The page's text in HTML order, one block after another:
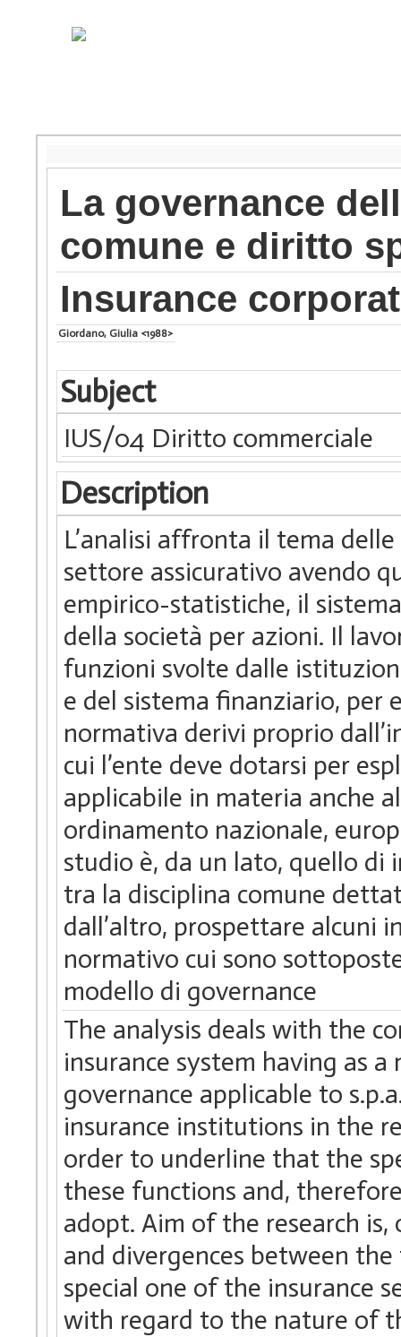
La governance
comune e diritto
Insurance
Giordano, Giulia <1988>
Subject
IUS/04 Diritto commerciale
Description
L’analisi affronta il tema
settore assicurativo avendo
empirico-statistiche, il
della società per azioni. Il
funzioni svolte dalle
e del sistema finanziario, per
normativa derivi proprio
cui l’ente deve dotarsi per
applicabile in materia anche
ordinamento nazionale,
studio è, da un lato, quello di
tra la disciplina comune
dall’altro, prospettare alcuni
normativo cui sono
modello di governance
The analysis deals with the
insurance system having as
governance applicable to
insurance institutions in the
order to underline that the
these functions and,
adopt. Aim of the research
and divergences between
special one of the insurance
with regard to the nature of